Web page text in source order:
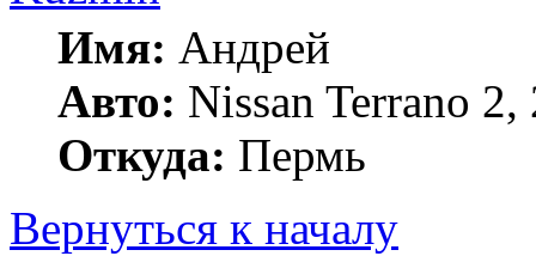
Имя: Андрей
Авто: Nissan Terrano
Откуда: Пермь
Вернуться к началу